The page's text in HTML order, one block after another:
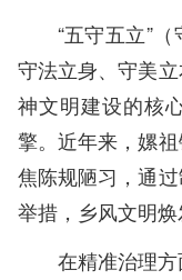
“五守五立”
守法立身、守美
神文明建设的核
擎。近年来，嫘
焦陈规陋习，通
举措，乡风文明焕
在精准治理